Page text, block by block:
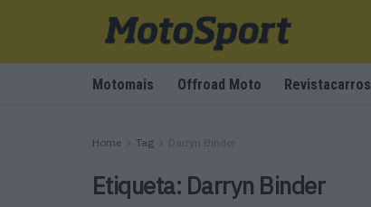
Motomais Offroad Moto Revistacarros
Home Tag Darryn Binder
Etiqueta: Darryn Binder